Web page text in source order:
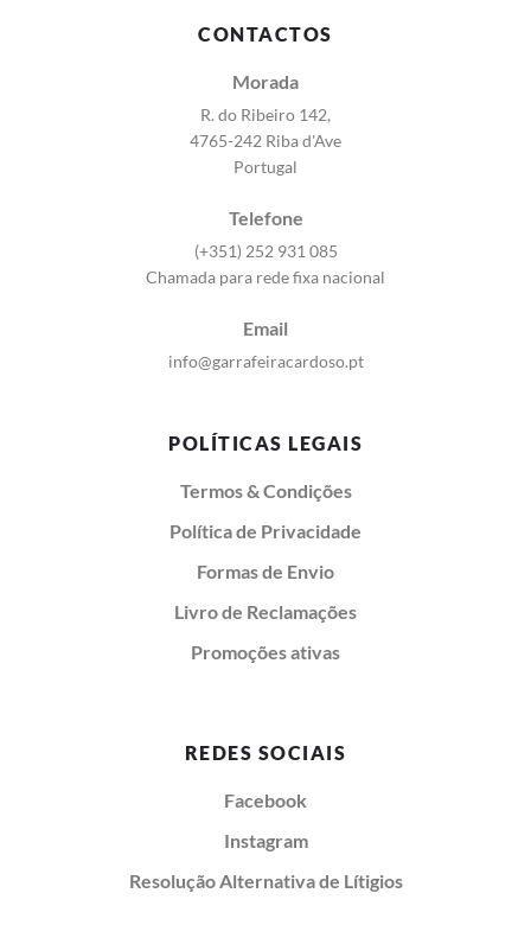
CONTACTOS
Morada
R. do Ribeiro 142,
4765-242 Riba d'Ave
Portugal
Telefone
(+351) 252 931 085
Chamada para rede fixa nacional
Email
info@garrafeiracardoso.pt
POLÍTICAS LEGAIS
Termos & Condições
Política de Privacidade
Formas de Envio
Livro de Reclamações
Promoções ativas
REDES SOCIAIS
Facebook
Instagram
Resolução Alternativa de Lítigios